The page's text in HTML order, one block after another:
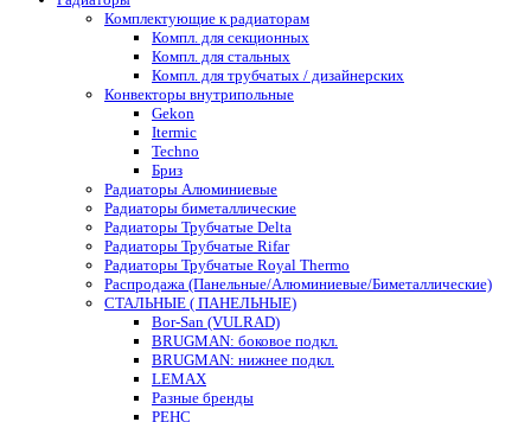
Комплектующие к радиаторам
Компл. для секционных
Компл. для стальных
Компл. для трубчатых / дизайнерских
Конвекторы внутрипольные
Gekon
Itermic
Techno
Бриз
Радиаторы Алюминиевые
Радиаторы биметаллические
Радиаторы Трубчатые Delta
Радиаторы Трубчатые Rifar
Радиаторы Трубчатые Royal Thermo
Распродажа (Панельные/Алюминиевые/Биметаллические)
СТАЛЬНЫЕ ( ПАНЕЛЬНЫЕ)
Bor-San (VULRAD)
BRUGMAN: боковое подкл.
BRUGMAN: нижнее подкл.
LEMAX
Разные бренды
РЕНС